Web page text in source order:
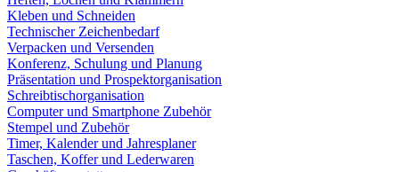
Kleben und Schneiden
Technischer Zeichenbedarf
Verpacken und Versenden
Konferenz, Schulung und Planung
Präsentation und Prospektorganisation
Schreibtischorganisation
Computer und Smartphone Zubehör
Stempel und Zubehör
Timer, Kalender und Jahresplaner
Taschen, Koffer und Lederwaren